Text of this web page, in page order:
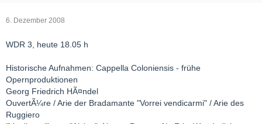
6. Dezember 2008
WDR 3, heute 18.05 h
Historische Aufnahmen: Cappella Coloniensis - frühe
Opernproduktionen
Georg Friedrich HÃ¤ndel
OuvertÃ¼re / Arie der Bradamante "Vorrei vendicarmi" / Arie des
Ruggiero